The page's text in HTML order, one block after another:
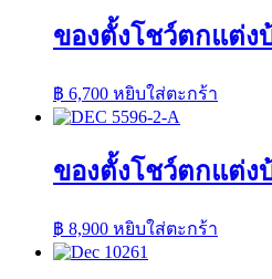
ของตั้งโชว์ตกแต่ง
฿ 6,700 หยิบใส่ตะกร้า
ของตั้งโชว์ตกแต่ง
฿ 8,900 หยิบใส่ตะกร้า